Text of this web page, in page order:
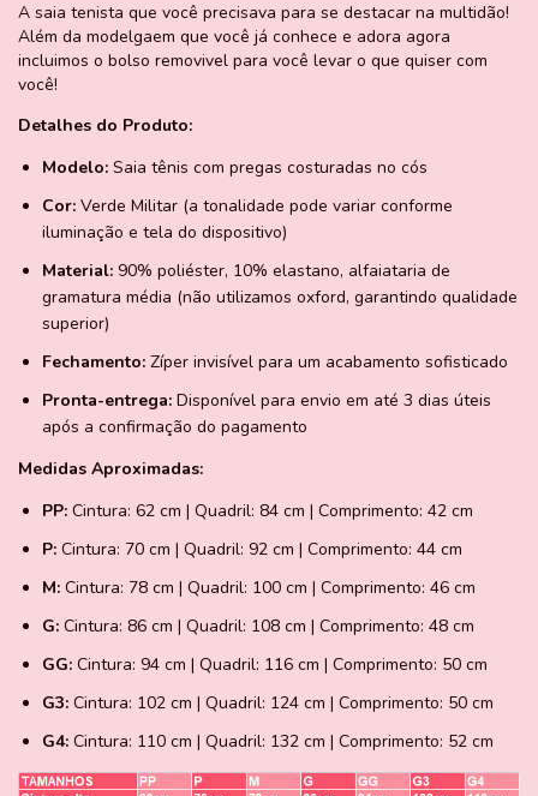
A saia tenista que você precisava para se destacar na multidão!
Além da modelgaem que você já conhece e adora agora
incluimos o bolso removivel para você levar o que quiser com
você!
Detalhes do Produto:
Modelo: Saia tênis com pregas costuradas no cós
Cor: Verde Militar (a tonalidade pode variar conforme
iluminação e tela do dispositivo)
Material: 90% poliéster, 10% elastano, alfaiataria de
gramatura média (não utilizamos oxford, garantindo qualidade
superior)
Fechamento: Zíper invisível para um acabamento sofisticado
Pronta-entrega: Disponível para envio em até 3 dias úteis
após a confirmação do pagamento
Medidas Aproximadas:
PP: Cintura: 62 cm | Quadril: 84 cm | Comprimento: 42 cm
P: Cintura: 70 cm | Quadril: 92 cm | Comprimento: 44 cm
M: Cintura: 78 cm | Quadril: 100 cm | Comprimento: 46 cm
G: Cintura: 86 cm | Quadril: 108 cm | Comprimento: 48 cm
GG: Cintura: 94 cm | Quadril: 116 cm | Comprimento: 50 cm
G3: Cintura: 102 cm | Quadril: 124 cm | Comprimento: 50 cm
G4: Cintura: 110 cm | Quadril: 132 cm | Comprimento: 52 cm